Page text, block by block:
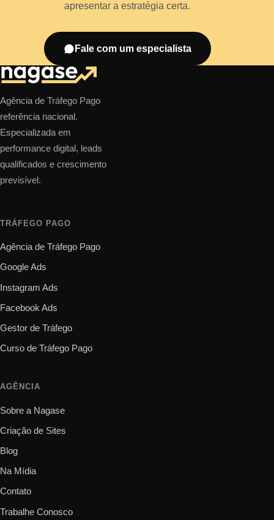
apresentar a estratégia certa.
Fale com um especialista
Agência de Tráfego Pago
referência nacional.
Especializada em
performance digital, leads
qualificados e crescimento
previsível.
TRÁFEGO PAGO
Agência de Tráfego Pago
Google Ads
Instagram Ads
Facebook Ads
Gestor de Tráfego
Curso de Tráfego Pago
AGÊNCIA
Sobre a Nagase
Criação de Sites
Blog
Na Mídia
Contato
Trabalhe Conosco